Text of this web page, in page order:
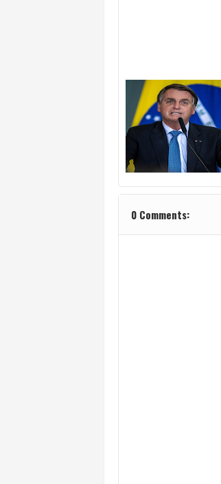
0 Comments: